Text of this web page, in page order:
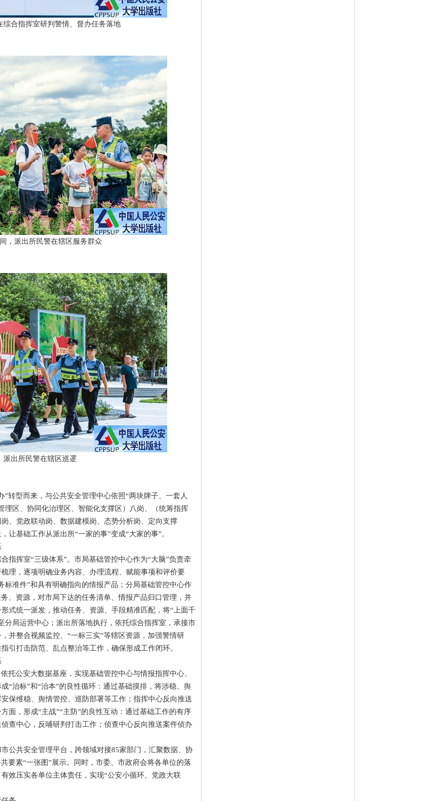
指挥室研判警情、督办任务落地
派出所民警在辖区服务群众
所民警在辖区巡逻
型而来，与公共安全管理中心依照“两块牌子、一套人
理区、协同化治理区、智能化支撑区）八岗、（统筹指挥
、党政联动岗、数据建模岗、态势分析岗、定向支撑
让基础工作从派出所“一家的事”变成“大家的事”。
挥室“三级体系”。市局基础管控中心作为“大脑”负责牵
理，逐项明确业务内容、办理流程、赋能事项和评价要
标准件”和具有明确指向的情报产品；分局基础管控中心作
、资源，对市局下达的任务清单、情报产品归口管理，并
式统一派发，推动任务、资源、手段精准匹配，将“上面千
分局运营中心；派出所落地执行，依托综合指挥室，承接市
并整合视频监控、“一标三实”等辖区资源，加强警情研
引打击防范、乱点整治等工作，确保形成工作闭环。
公安大数据基座，实现基础管控中心与情报指挥中心、
“治标”和“治本”的良性循环：通过基础摸排，将涉稳、舆
保维稳、舆情管控、巡防部署等工作；指挥中心反向推送
面，形成“主战”“主防”的良性互动：通过基础工作的有序
查中心，反哺研判打击工作；侦查中心反向推送案件侦办
共安全管理平台，跨领域对接85家部门，汇聚数据、协
要素“一张图”展示。同时，市委、市政府会将各单位的落
效压实各单位主体责任，实现“公安小循环、党政大联